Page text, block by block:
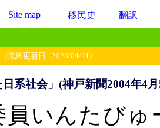
Site map 移民史 翻訳
(最終更新日 : 2026/04/21)
日系社会」(神戸新聞2004年4
員いんたび